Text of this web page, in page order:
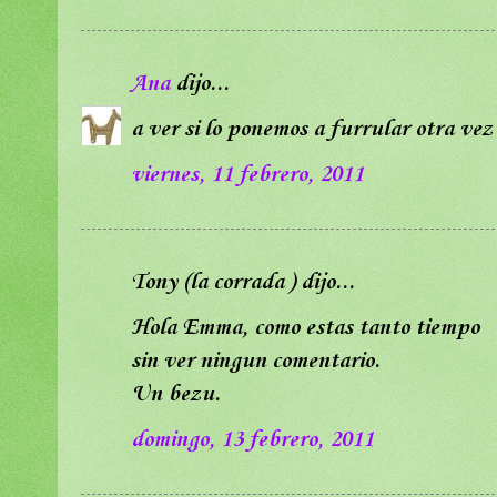
Anadijo...
a ver si lo ponemos a furrular otra vez
viernes, 11 febrero, 2011
Tony (la corrada ) dijo...
Hola Emma, como estas tanto tiempo
sin ver ningun comentario.
Un bezu.
domingo, 13 febrero, 2011